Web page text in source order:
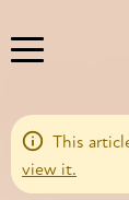
This
view it.